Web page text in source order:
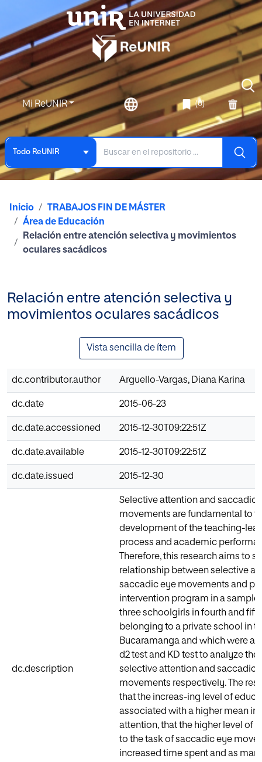
Mi ReUNIR (0)
Todo ReUNIR
Inicio
TRABAJOS FIN DE MÁSTER
Área de Educación
Relación entre atención selectiva y movimientos
oculares sacádicos
Relación entre atención selectiva y
movimientos oculares sacádicos
Vista sencilla de ítem
dc.contributor.author Arguello-Vargas, Diana Karina
dc.date 2015-06-23
dc.date.accessioned 2015-12-30T09:22:51Z
dc.date.available 2015-12-30T09:22:51Z
dc.date.issued 2015-12-30
dc.description
Selective attention and saccadic
movements are fundamental to
development of the teaching-
process and academic
Therefore, this research aims to
relationship between selective
saccadic eye movements and
intervention program in a sample
three schoolgirls in fourth and
belonging to a private school in
Bucaramanga and which were
d2 test and KD test to analyze the
selective attention and saccadic
movements respectively. The
that the increas-ing level of
associated with a higher mean in
attention, that the higher level of
to the task of saccadic eye
increased time spent and as